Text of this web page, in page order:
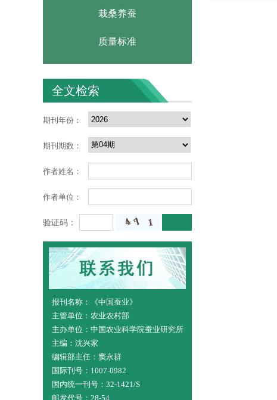
栽桑养蚕
质量标准
全文检索
期刊年份：
期刊期数：
作者姓名：
作者单位：
验证码：
报刊名称：《中国蚕业》
主管单位：农业农村部
主办单位：中国农业科学院蚕业研究所
主编：沈兴家
编辑部主任：窦永群
国际刊号：1007-0982
国内统一刊号：32-1421/S
邮发代号：28-54